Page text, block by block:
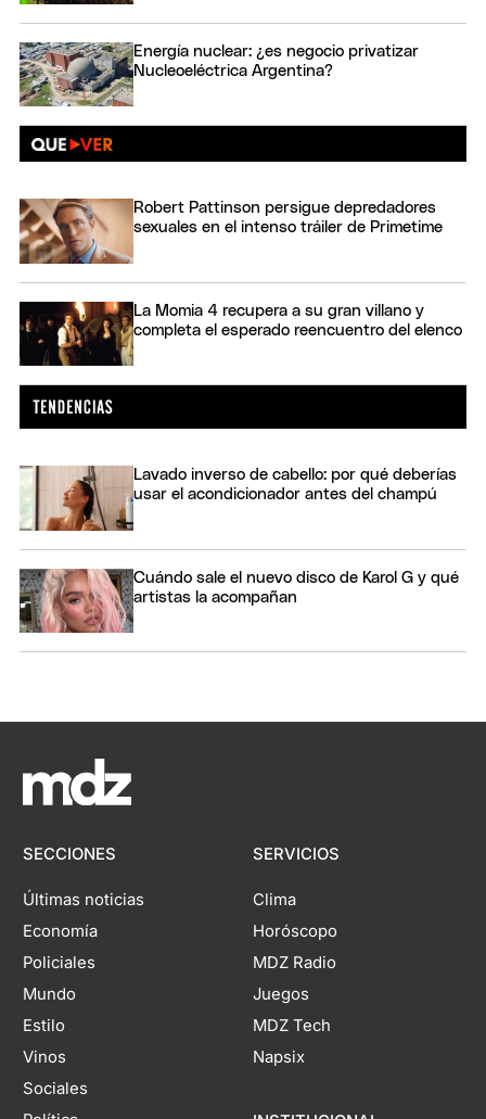
Energía nuclear: ¿es negocio privatizar
Nucleoeléctrica Argentina?
Robert Pattinson persigue depredadores
sexuales en el intenso tráiler de Primetime
La Momia 4 recupera a su gran villano y
completa el esperado reencuentro del elenco
Lavado inverso de cabello: por qué deberías
usar el acondicionador antes del champú
Cuándo sale el nuevo disco de Karol G y qué
artistas la acompañan
SECCIONES
Últimas noticias
Economía
Policiales
Mundo
Estilo
Vinos
Sociales
SERVICIOS
Clima
Horóscopo
MDZ Radio
Juegos
MDZ Tech
Napsix